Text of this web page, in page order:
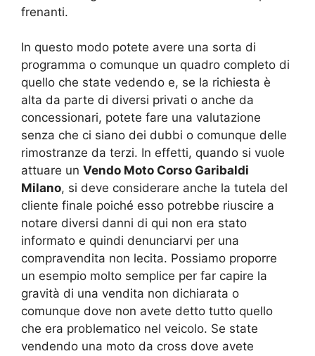
frenanti.
In questo modo potete avere una sorta di
programma o comunque un quadro completo di
quello che state vedendo e, se la richiesta è
alta da parte di diversi privati o anche da
concessionari, potete fare una valutazione
senza che ci siano dei dubbi o comunque delle
rimostranze da terzi. In effetti, quando si vuole
attuare un Vendo Moto Corso Garibaldi
Milano, si deve considerare anche la tutela del
cliente finale poiché esso potrebbe riuscire a
notare diversi danni di qui non era stato
informato e quindi denunciarvi per una
compravendita non lecita. Possiamo proporre
un esempio molto semplice per far capire la
gravità di una vendita non dichiarata o
comunque dove non avete detto tutto quello
che era problematico nel veicolo. Se state
vendendo una moto da cross dove avete